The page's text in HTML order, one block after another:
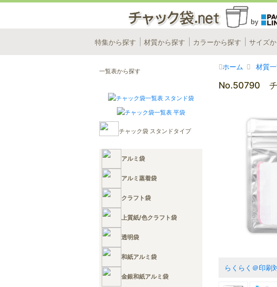
特集から探す 材質から探す カラーから探す サイズ
一覧表から探す
チャック袋 スタンドタイプ
アルミ袋
アルミ蒸着袋
クラフト袋
上質紙/色クラフト袋
透明袋
和紙アルミ袋
金銀和紙アルミ袋
ホーム 材質
No.50790 チ
らくらく＠印刷